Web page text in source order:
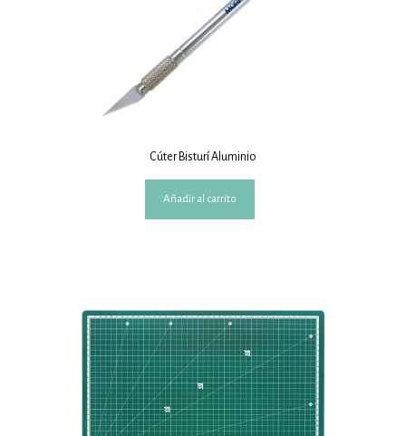
Cúter Bisturí Aluminio
Añadir al carrito